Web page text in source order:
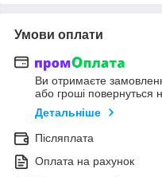
Умови оплати
Ви отримаєте
або гроші повернуться
Детальніше
Післяплата
Оплата на рахунок